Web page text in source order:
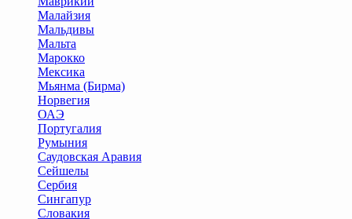
Малайзия
Мальдивы
Мальта
Марокко
Мексика
Мьянма (Бирма)
Норвегия
ОАЭ
Португалия
Румыния
Саудовская Аравия
Сейшелы
Сербия
Сингапур
Словакия